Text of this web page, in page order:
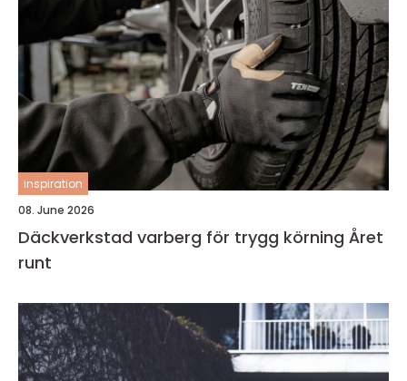
inspiration
08. June 2026
Däckverkstad varberg för trygg körning Året
runt